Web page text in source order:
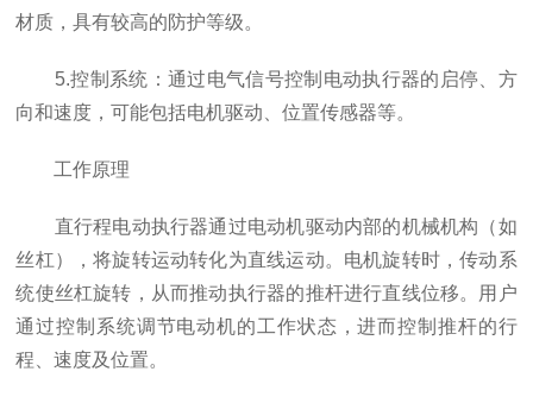
材质，具有较高的防护等级。
5.控制系统：通过电气信号控制电动执行器的启停、方
向和速度，可能包括电机驱动、位置传感器等。
工作原理
直行程电动执行器通过电动机驱动内部的机械机构（如
丝杠），将旋转运动转化为直线运动。电机旋转时，传动系
统使丝杠旋转，从而推动执行器的推杆进行直线位移。用户
通过控制系统调节电动机的工作状态，进而控制推杆的行
程、速度及位置。